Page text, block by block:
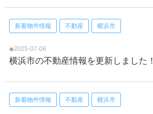
新着物件情報 不動産 横浜市
◆2025-07-06
横浜市の不動産情報を更新しました！
新着物件情報 不動産 横浜市